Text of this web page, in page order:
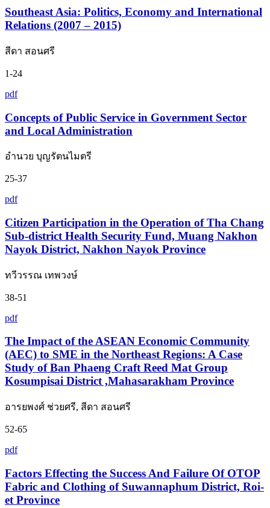
Southeast Asia: Politics, Economy and International
Relations (2007 – 2015)
สีดา สอนศรี
1-24
pdf
Concepts of Public Service in Government Sector
and Local Administration
อำนวย บุญรัตนไมตรี
25-37
pdf
Citizen Participation in the Operation of Tha Chang
Sub-district Health Security Fund, Muang Nakhon
Nayok District, Nakhon Nayok Province
ทวีวรรณ เทพวงษ์
38-51
pdf
The Impact of the ASEAN Economic Community
(AEC) to SME in the Northeast Regions: A Case
Study of Ban Phaeng Craft Reed Mat Group
Kosumpisai District ,Mahasarakham Province
อารยพงศ์ ช่วยศรี, สีดา สอนศรี
52-65
pdf
Factors Effecting the Success And Failure Of OTOP
Fabric and Clothing of Suwannaphum District, Roi-
et Province